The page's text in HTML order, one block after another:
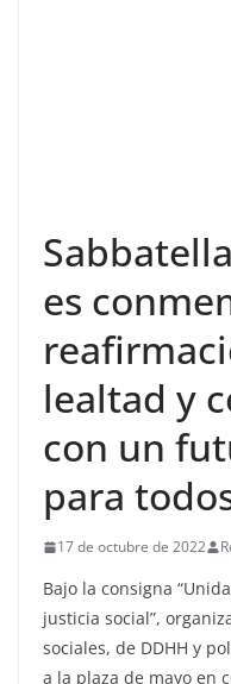
es
lealtad y
con un
para
17 de octubre de 2022
Bajo la consigna
justicia social”,
sociales, de DDHH y
a la plaza de mayo en